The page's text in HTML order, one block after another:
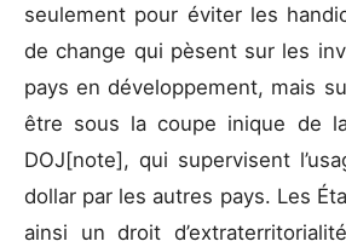
seulement pour éviter les
de change qui pèsent sur les
pays en développement, mais
être sous la coupe inique de
DOJ[note], qui supervisent
dollar par les autres pays. Les
ainsi un droit